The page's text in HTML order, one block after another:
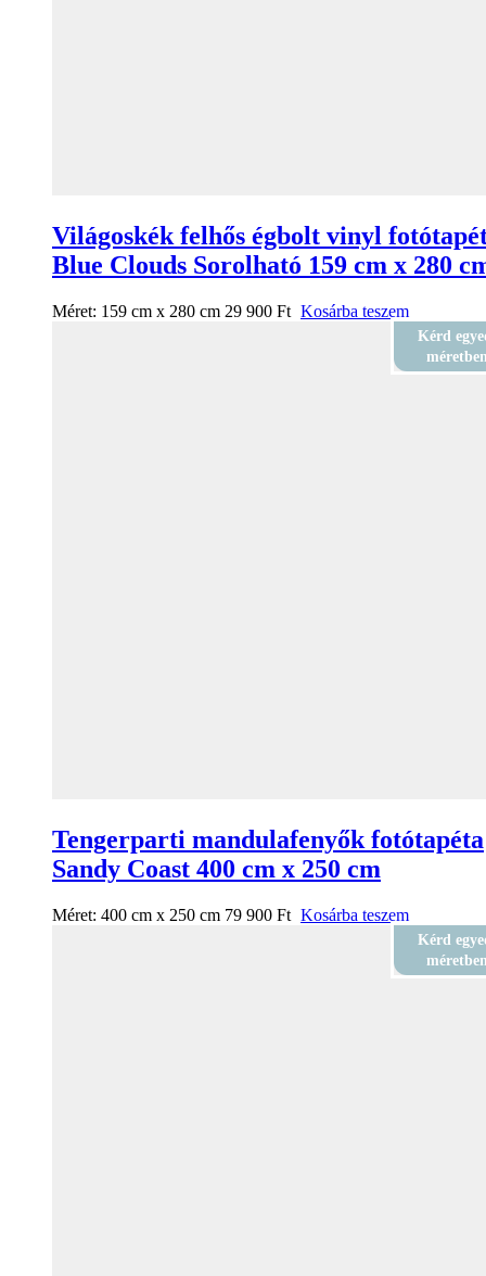
Világoskék felhős égbolt vinyl
Blue Clouds Sorolható 159 cm x 280
Méret: 159 cm x 280 cm 29 900 Ft Kosárba teszem
Kérd
Tengerparti mandulafenyők fotótapéta
Sandy Coast 400 cm x 250 cm
Méret: 400 cm x 250 cm 79 900 Ft Kosárba teszem
Kérd